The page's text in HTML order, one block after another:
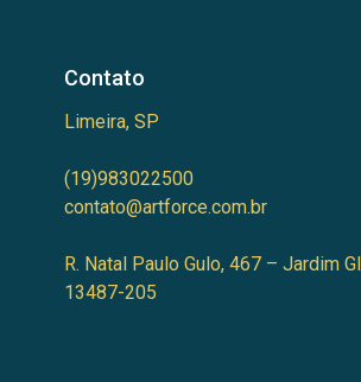
Contato
Limeira, SP
(19)983022500
contato@artforce.com.br
R. Natal Paulo Gulo, 467 – Jardim
13487-205